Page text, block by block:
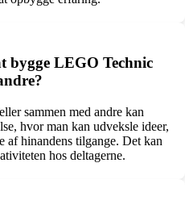
bygge LEGO Technic
sammen med andre kan
hvor man kan udveksle ideer,
af hinandens tilgange. Det kan
hos deltagerne.